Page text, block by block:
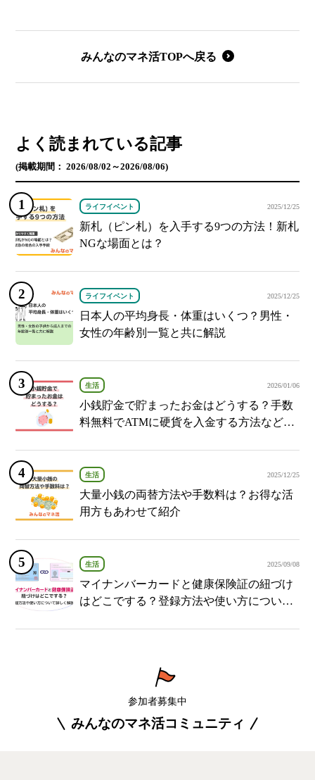
みんなのマネ活TOPへ戻る
よく読まれている記事
(掲載期間： 2026/08/02～2026/08/06)
ライフイベント 2025/12/25
新札（ピン札）を入手する9つの方法！新札
NGな場面とは？
ライフイベント 2025/12/25
日本人の平均身長・体重はいくつ？男性・
女性の年齢別一覧と共に解説
生活 2026/01/06
小銭貯金で貯まったお金はどうする？手数
料無料でATMに硬貨を入金する方法など紹
生活 2025/12/25
大量小銭の両替方法や手数料は？お得な活
用方もあわせて紹介
生活 2025/09/08
マイナンバーカードと健康保険証の紐づけ
はどこでする？登録方法や使い方について
参加者募集中
みんなのマネ活コミュニティ